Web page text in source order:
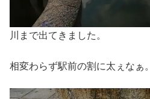
川まで出てきました。
相変わらず駅前の割に太ぇなぁ。